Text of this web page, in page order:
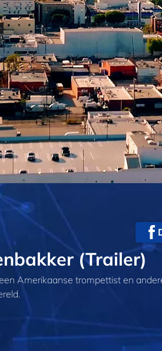
(Trailer)
Amerikaanse trompettist en